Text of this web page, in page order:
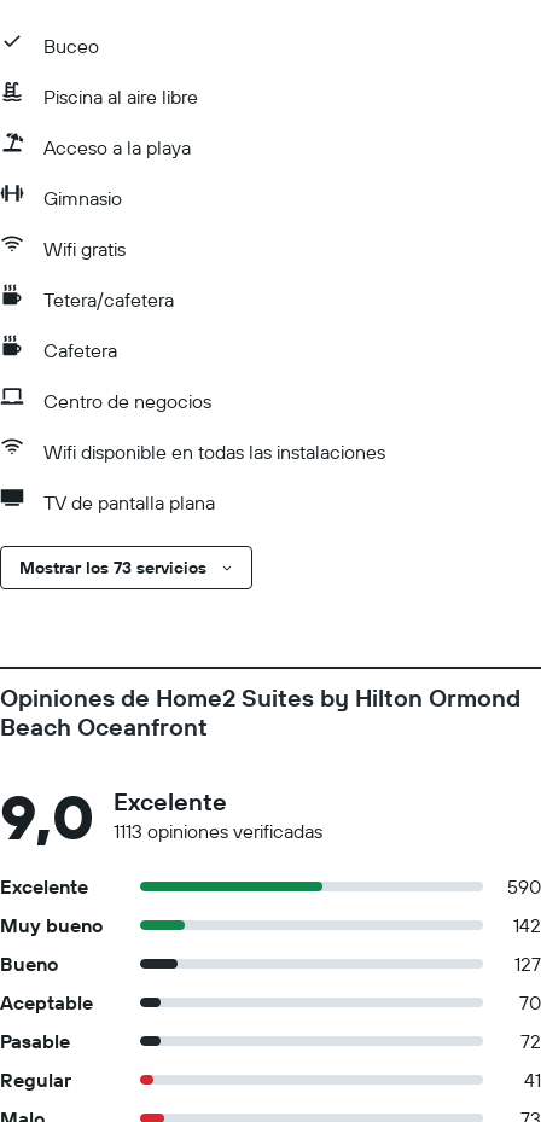
Buceo
Piscina al aire libre
Acceso a la playa
Gimnasio
Wifi gratis
Tetera/cafetera
Cafetera
Centro de negocios
Wifi disponible en todas las instalaciones
TV de pantalla plana
Mostrar los 73 servicios
Opiniones de Home2 Suites by Hilton Ormond
Beach Oceanfront
9,0 Excelente
1113 opiniones verificadas
Excelente
590
Muy bueno
142
Bueno
127
Aceptable
70
Pasable
72
Regular
41